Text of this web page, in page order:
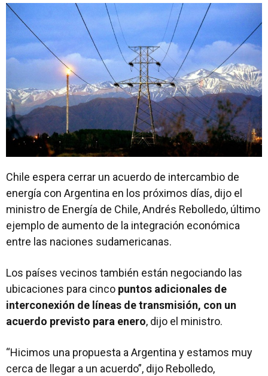
Chile espera cerrar un acuerdo de intercambio de
energía con Argentina en los próximos días, dijo el
ministro de Energía de Chile, Andrés Rebolledo, último
ejemplo de aumento de la integración económica
entre las naciones sudamericanas.
Los países vecinos también están negociando las
ubicaciones para cinco puntos adicionales de
interconexión de líneas de transmisión, con un
acuerdo previsto para enero, dijo el ministro.
“Hicimos una propuesta a Argentina y estamos muy
cerca de llegar a un acuerdo”, dijo Rebolledo,